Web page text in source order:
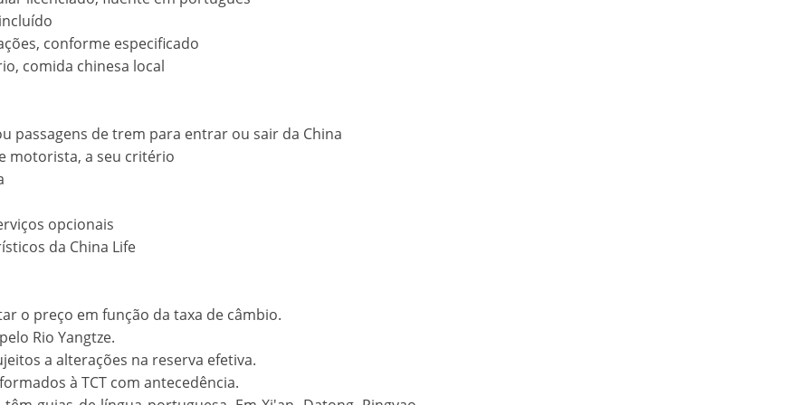
conforme especificado
comida chinesa local
passagens de trem para entrar ou sair da China
motorista, a seu critério
opcionais
da China Life
o preço em função da taxa de câmbio.
Rio Yangtze.
a alterações na reserva efetiva.
à TCT com antecedência.